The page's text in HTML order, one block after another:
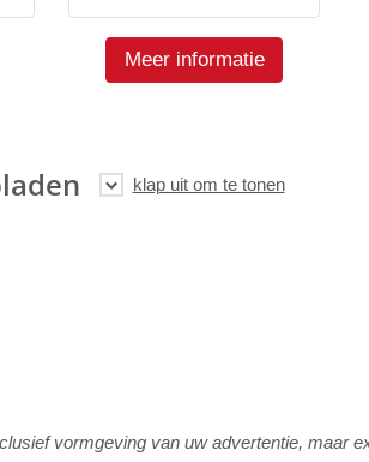
Meer informatie
vormgeving van uw advertentie, maar